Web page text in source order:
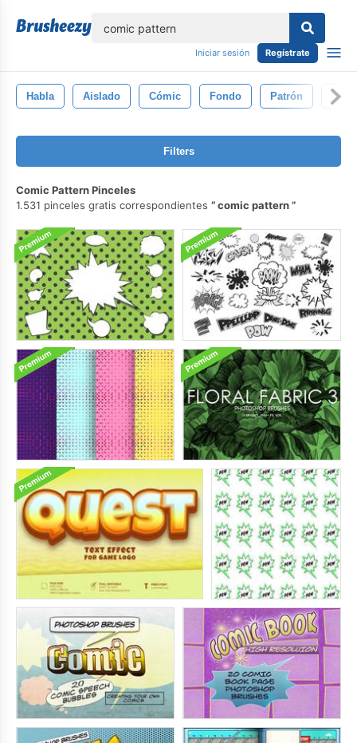
Iniciar sesión Regístrate
Habla Aislado Cómic Fondo Patrón Nube
Filters
Comic Pattern Pinceles
1.531 pinceles gratis correspondientes
comic pattern